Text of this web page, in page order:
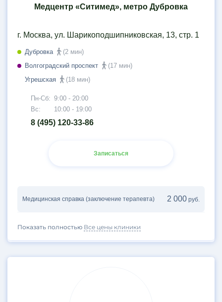
Медцентр «Ситимед», метро Дубровка
г. Москва, ул. Шарикоподшипниковская, 13, стр. 1
Дубровка
(2 мин)
Волгоградский проспект
(17 мин)
Угрешская
(18 мин)
Пн-Сб: 9:00 - 20:00
Вс:
10:00 - 19:00
8 (495) 120-33-86
Записаться
Медицинская справка (заключение терапевта) 2 000 руб.
Показать полностью Все цены клиники